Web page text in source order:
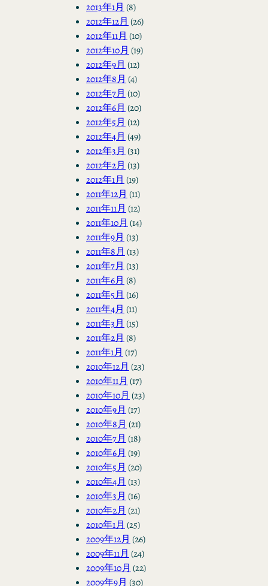
2013年1月 (8)
2012年12月 (26)
2012年11月 (10)
2012年10月 (19)
2012年9月 (12)
2012年8月 (4)
2012年7月 (10)
2012年6月 (20)
2012年5月 (12)
2012年4月 (49)
2012年3月 (31)
2012年2月 (13)
2012年1月 (19)
2011年12月 (11)
2011年11月 (12)
2011年10月 (14)
2011年9月 (13)
2011年8月 (13)
2011年7月 (13)
2011年6月 (8)
2011年5月 (16)
2011年4月 (11)
2011年3月 (15)
2011年2月 (8)
2011年1月 (17)
2010年12月 (23)
2010年11月 (17)
2010年10月 (23)
2010年9月 (17)
2010年8月 (21)
2010年7月 (18)
2010年6月 (19)
2010年5月 (20)
2010年4月 (13)
2010年3月 (16)
2010年2月 (21)
2010年1月 (25)
2009年12月 (26)
2009年11月 (24)
2009年10月 (22)
2009年9月 (30)